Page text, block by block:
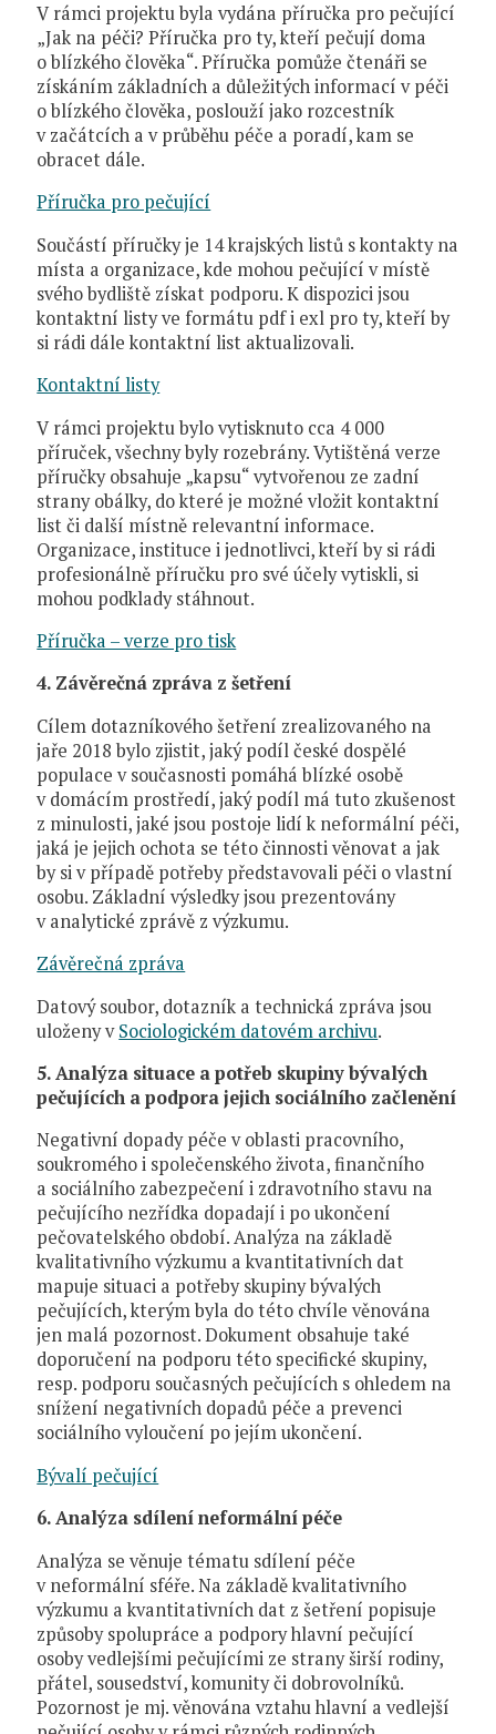
V rámci projektu byla vydána příručka pro pečující
„Jak na péči? Příručka pro ty, kteří pečují doma
o blízkého člověka“. Příručka pomůže čtenáři se
získáním základních a důležitých informací v péči
o blízkého člověka, poslouží jako rozcestník
v začátcích a v průběhu péče a poradí, kam se
obracet dále.
Příručka pro pečující
Součástí příručky je 14 krajských listů s kontakty na
místa a organizace, kde mohou pečující v místě
svého bydliště získat podporu. K dispozici jsou
kontaktní listy ve formátu pdf i exl pro ty, kteří by
si rádi dále kontaktní list aktualizovali.
Kontaktní listy
V rámci projektu bylo vytisknuto cca 4 000
příruček, všechny byly rozebrány. Vytištěná verze
příručky obsahuje „kapsu“ vytvořenou ze zadní
strany obálky, do které je možné vložit kontaktní
list či další místně relevantní informace.
Organizace, instituce i jednotlivci, kteří by si rádi
profesionálně příručku pro své účely vytiskli, si
mohou podklady stáhnout.
Příručka – verze pro tisk
4. Závěrečná zpráva z šetření
Cílem dotazníkového šetření zrealizovaného na
jaře 2018 bylo zjistit, jaký podíl české dospělé
populace v současnosti pomáhá blízké osobě
v domácím prostředí, jaký podíl má tuto zkušenost
z minulosti, jaké jsou postoje lidí k neformální péči,
jaká je jejich ochota se této činnosti věnovat a jak
by si v případě potřeby představovali péči o vlastní
osobu. Základní výsledky jsou prezentovány
v analytické zprávě z výzkumu.
Závěrečná zpráva
Datový soubor, dotazník a technická zpráva jsou
uloženy vSociologickém datovém archivu.
5. Analýza situace a potřeb skupiny bývalých
pečujících a podpora jejich sociálního začlenění
Negativní dopady péče v oblasti pracovního,
soukromého i společenského života, finančního
a sociálního zabezpečení i zdravotního stavu na
pečujícího nezřídka dopadají i po ukončení
pečovatelského období. Analýza na základě
kvalitativního výzkumu a kvantitativních dat
mapuje situaci a potřeby skupiny bývalých
pečujících, kterým byla do této chvíle věnována
jen malá pozornost. Dokument obsahuje také
doporučení na podporu této specifické skupiny,
resp. podporu současných pečujících s ohledem na
snížení negativních dopadů péče a prevenci
sociálního vyloučení po jejím ukončení.
Bývalí pečující
6. Analýza sdílení neformální péče
Analýza se věnuje tématu sdílení péče
v neformální sféře. Na základě kvalitativního
výzkumu a kvantitativních dat z šetření popisuje
způsoby spolupráce a podpory hlavní pečující
osoby vedlejšími pečujícími ze strany širší rodiny,
přátel, sousedství, komunity či dobrovolníků.
Pozornost je mj. věnována vztahu hlavní a vedlejší